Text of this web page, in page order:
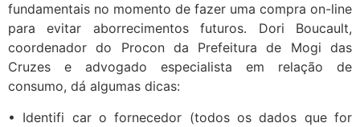
fundamentais no momento de fazer uma compra on-line
para evitar aborrecimentos futuros. Dori Boucault,
coordenador do Procon da Prefeitura de Mogi das
Cruzes e advogado especialista em relação de
consumo, dá algumas dicas:
• Identifi car o fornecedor (todos os dados que for